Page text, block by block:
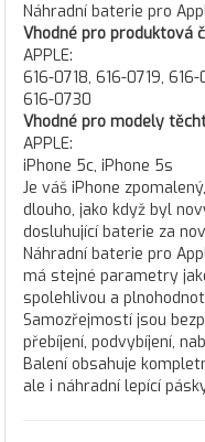
Náhradní baterie pro
Vhodné pro produktová
APPLE:
616-0718, 616-0719,
616-0730
Vhodné pro modely
APPLE:
iPhone 5c, iPhone 5s
Je váš iPhone
dlouho, jako když byl
dosluhující baterie za
Náhradní baterie pro
má stejné parametry
spolehlivou a
Samozřejmostí jsou
přebíjení, podvybíjení,
Balení obsahuje
ale i náhradní lepící